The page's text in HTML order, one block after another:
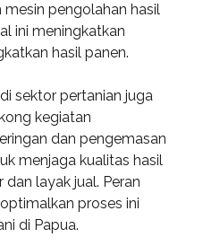
pengolahan hasil
ini meningkatkan
hasil panen.
sektor pertanian juga
kegiatan
dan pengemasan
menjaga kualitas hasil
layak jual. Peran
proses ini
di Papua.